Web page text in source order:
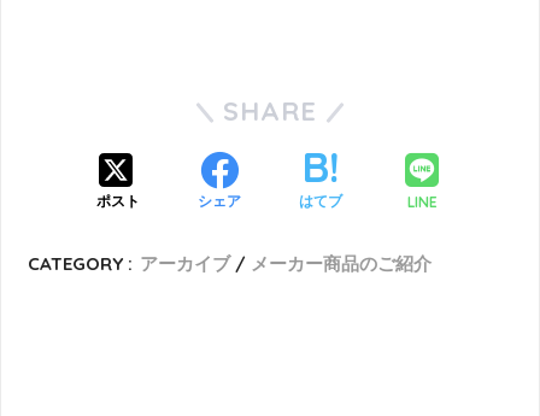
SHARE
ポスト シェア はてブ LINE
CATEGORY : アーカイブ メーカー商品のご紹介